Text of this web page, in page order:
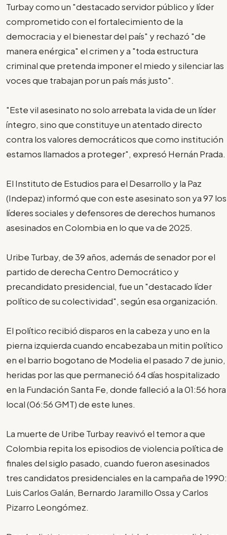
Turbay como un "destacado servidor público y líder
comprometido con el fortalecimiento de la
democracia y el bienestar del país" y rechazó "de
manera enérgica" el crimen y a "toda estructura
criminal que pretenda imponer el miedo y silenciar las
voces que trabajan por un país más justo".
"Este vil asesinato no solo arrebata la vida de un líder
íntegro, sino que constituye un atentado directo
contra los valores democráticos que como institución
estamos llamados a proteger", expresó Hernán Prada.
El Instituto de Estudios para el Desarrollo y la Paz
(Indepaz) informó que con este asesinato son ya 97 los
líderes sociales y defensores de derechos humanos
asesinados en Colombia en lo que va de 2025.
Uribe Turbay, de 39 años, además de senador por el
partido de derecha Centro Democrático y
precandidato presidencial, fue un "destacado líder
político de su colectividad", según esa organización.
El político recibió disparos en la cabeza y uno en la
pierna izquierda cuando encabezaba un mitin político
en el barrio bogotano de Modelia el pasado 7 de junio,
heridas por las que permaneció 64 días hospitalizado
en la Fundación Santa Fe, donde falleció a la 01:56 hora
local (06:56 GMT) de este lunes.
La muerte de Uribe Turbay reavivó el temor a que
Colombia repita los episodios de violencia política de
finales del siglo pasado, cuando fueron asesinados
tres candidatos presidenciales en la campaña de 1990:
Luis Carlos Galán, Bernardo Jaramillo Ossa y Carlos
Pizarro Leongómez.